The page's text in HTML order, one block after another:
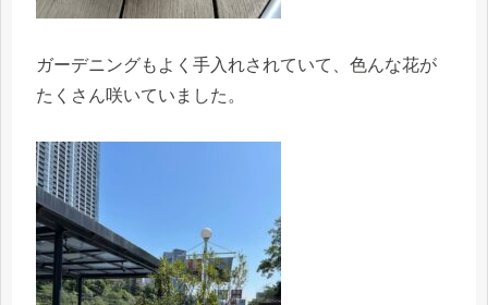
ガーデニングもよく手入れされていて、色んな花が
たくさん咲いていました。